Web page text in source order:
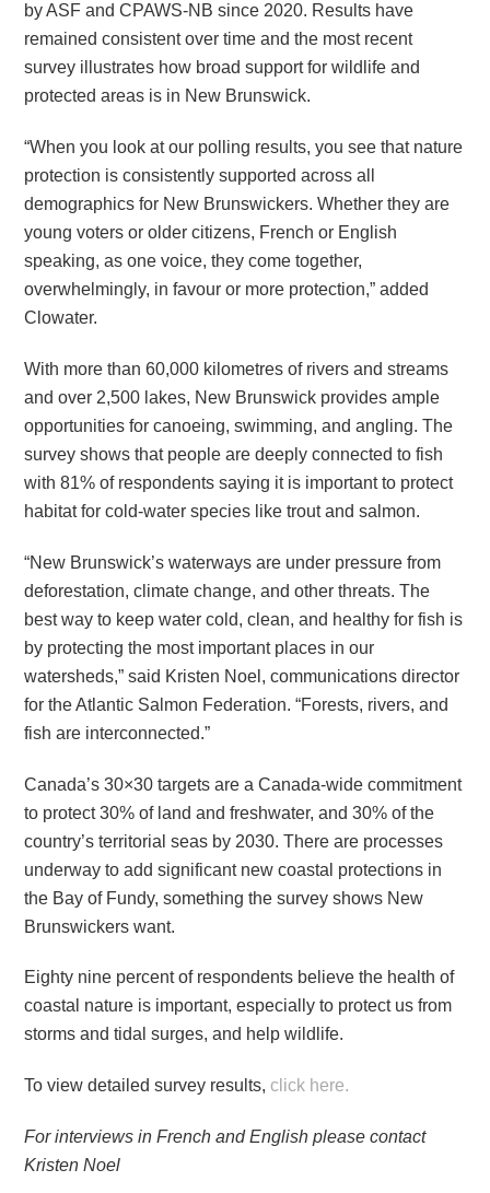
by ASF and CPAWS-NB since 2020. Results have
remained consistent over time and the most recent
survey illustrates how broad support for wildlife and
protected areas is in New Brunswick.
“When you look at our polling results, you see that nature
protection is consistently supported across all
demographics for New Brunswickers. Whether they are
young voters or older citizens, French or English
speaking, as one voice, they come together,
overwhelmingly, in favour or more protection,” added
Clowater.
With more than 60,000 kilometres of rivers and streams
and over 2,500 lakes, New Brunswick provides ample
opportunities for canoeing, swimming, and angling. The
survey shows that people are deeply connected to fish
with 81% of respondents saying it is important to protect
habitat for cold-water species like trout and salmon.
“New Brunswick’s waterways are under pressure from
deforestation, climate change, and other threats. The
best way to keep water cold, clean, and healthy for fish is
by protecting the most important places in our
watersheds,” said Kristen Noel, communications director
for the Atlantic Salmon Federation. “Forests, rivers, and
fish are interconnected.”
Canada’s 30×30 targets are a Canada-wide commitment
to protect 30% of land and freshwater, and 30% of the
country’s territorial seas by 2030. There are processes
underway to add significant new coastal protections in
the Bay of Fundy, something the survey shows New
Brunswickers want.
Eighty nine percent of respondents believe the health of
coastal nature is important, especially to protect us from
storms and tidal surges, and help wildlife.
To view detailed survey results, click here.
For interviews in French and English please contact
Kristen Noel